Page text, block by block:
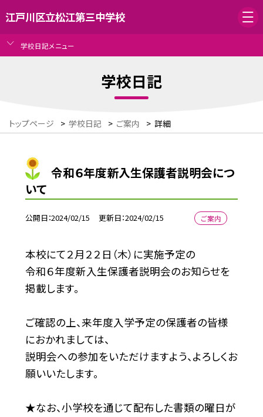
江戸川区立松江第三中学校
学校日記メニュー
学校日記
トップページ > 学校日記 > ご案内 > 詳細
令和６年度新入生保護者説明会につ
いて
公開日 2024/02/15 更新日 2024/02/15 ご案内
本校にて２月２２日（木）に実施予定の
令和６年度新入生保護者説明会のお知らせを
掲載します。
ご確認の上、来年度入学予定の保護者の皆様
におかれましては、
説明会への参加をいただけますよう、よろしくお
願いいたします。
★なお、小学校を通じて配布した書類の曜日が